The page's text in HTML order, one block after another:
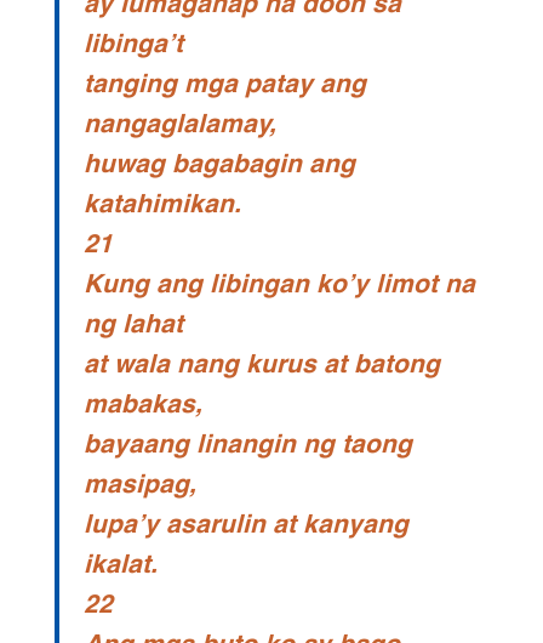
ay lumaganap na doon sa
libinga’t
tanging mga patay ang
nangaglalamay,
huwag bagabagin ang
katahimikan.
21
Kung ang libingan ko’y limot na
ng lahat
at wala nang kurus at batong
mabakas,
bayaang linangin ng taong
masipag,
lupa’y asarulin at kanyang
ikalat.
22